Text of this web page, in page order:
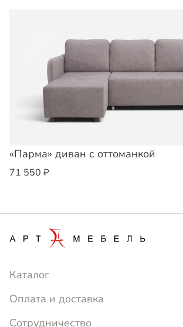
«Парма» диван с оттоманкой
71 550 ₽
Каталог
Оплата и доставка
Сотрудничество